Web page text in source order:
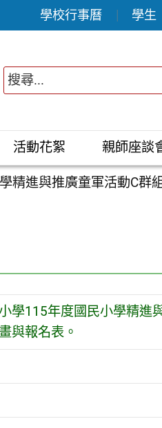
學校行事曆 學生
活動花絮 親師座談
精進與推廣童軍活動C
學115年度國民小學精進
與報名表。